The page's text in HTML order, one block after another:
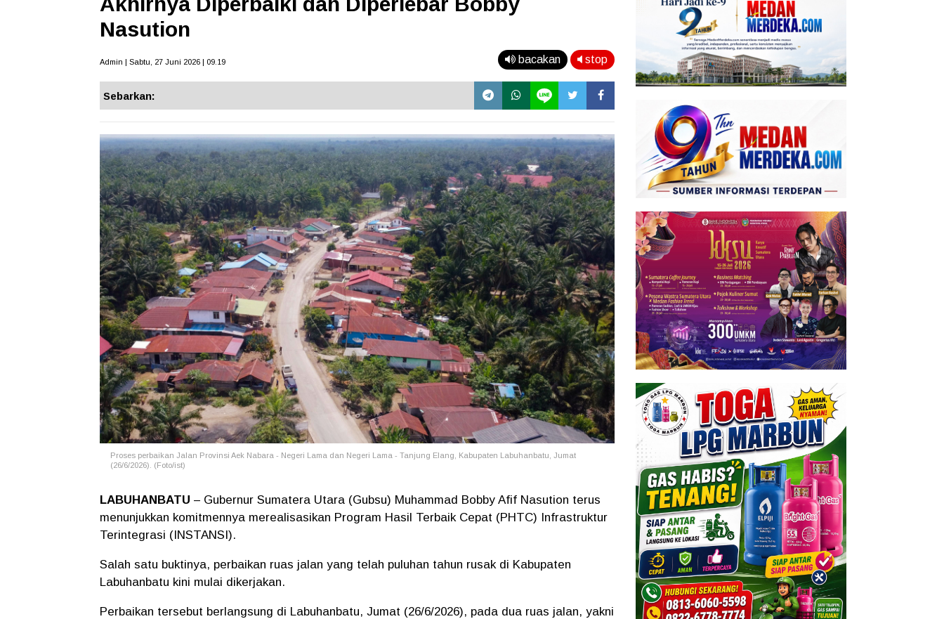
Nasution
Admin | Sabtu, 27 Juni 2026 | 09.19 bacakan stop
Sebarkan:
Proses perbaikan Jalan Provinsi Aek Nabara - Negeri Lama dan Negeri Lama - Tanjung Elang, Kabupaten Labuhanbatu, Jumat
(26/6/2026). (Foto/ist)
LABUHANBATU – Gubernur Sumatera Utara (Gubsu) Muhammad Bobby Afif Nasution terus
menunjukkan komitmennya merealisasikan Program Hasil Terbaik Cepat (PHTC) Infrastruktur
Terintegrasi (INSTANSI).
Salah satu buktinya, perbaikan ruas jalan yang telah puluhan tahun rusak di Kabupaten
Labuhanbatu kini mulai dikerjakan.
Perbaikan tersebut berlangsung di Labuhanbatu, Jumat (26/6/2026), pada dua ruas jalan, yakni